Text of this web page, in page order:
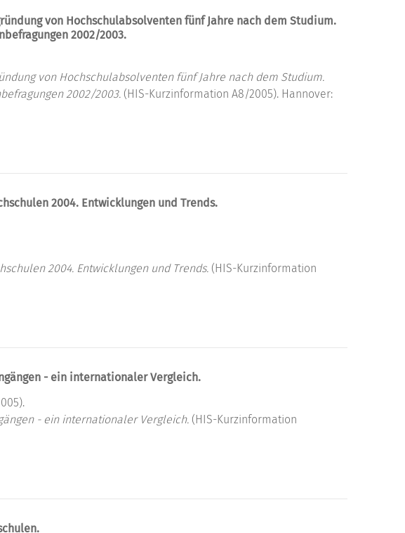
von Hochschulabsolventen fünf Jahre nach dem Studium.
2002/2003.
von Hochschulabsolventen fünf Jahre nach dem Studium.
2002/2003. (HIS-Kurzinformation A8/2005). Hannover:
2004. Entwicklungen und Trends.
2004. Entwicklungen und Trends. (HIS-Kurzinformation
- ein internationaler Vergleich.
- ein internationaler Vergleich. (HIS-Kurzinformation